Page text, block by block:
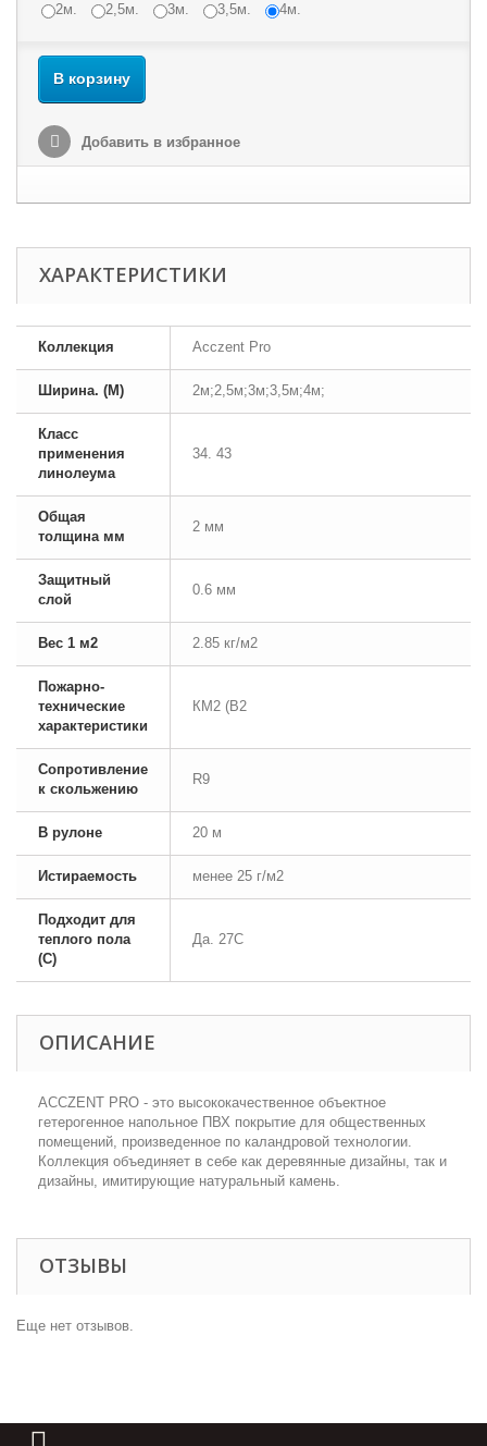
2м.
2,5м. 3м. 3,5м. 4м.
В корзину
Добавить в избранное
ХАРАКТЕРИСТИКИ
Коллекция Acczent Pro
Ширина. (М) 2м;2,5м;3м;3,5м;4м;
Класс
применения
линолеума
34. 43
Общая
толщина мм
2 мм
Защитный
слой
0.6 мм
Вес 1 м2 2.85 кг/м2
Пожарно-
технические
характеристики
КМ2 (В2
Сопротивление
к скольжению
R9
В рулоне 20 м
Истираемость менее 25 г/м2
Подходит для
теплого пола
(С)
Да. 27С
ОПИСАНИЕ
АCCZENT PRO - это высококачественное объектное
гетерогенное напольное ПВХ покрытие для общественных
помещений, произведенное по каландровой технологии.
Коллекция объединяет в себе как деревянные дизайны, так и
дизайны, имитирующие натуральный камень.
ОТЗЫВЫ
Еще нет отзывов.